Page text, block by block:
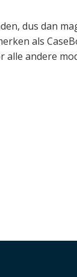
dus dan
als
andere